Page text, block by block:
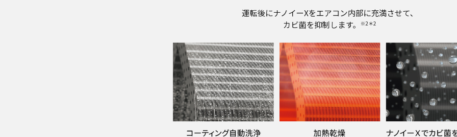
運転後にナノイーXをエアコン内部に充満させて、
カビ菌を抑制します。
※2＊2